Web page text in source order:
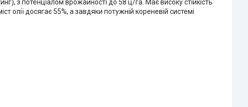
з потенціалом врожайності до 58 ц/га. Має високу стійкість
олії досягає 55%, а завдяки потужній кореневій системі